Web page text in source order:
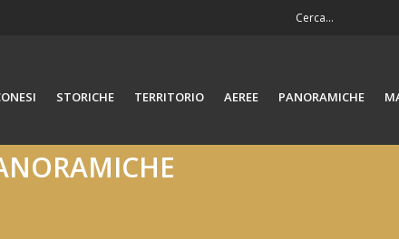
STORICHE TERRITORIO AEREE PANORAMICHE